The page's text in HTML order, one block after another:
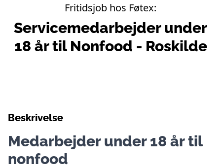
Fritidsjob hos Føtex:
Servicemedarbejder under
18 år til Nonfood - Roskilde
Beskrivelse
Medarbejder under 18 år til
nonfood